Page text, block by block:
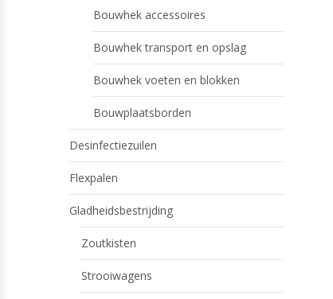
Bouwhek accessoires
Bouwhek transport en opslag
Bouwhek voeten en blokken
Bouwplaatsborden
Desinfectiezuilen
Flexpalen
Gladheidsbestrijding
Zoutkisten
Strooiwagens